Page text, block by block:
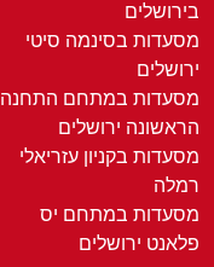
בירושלים
מסעדות בסינמה סיטי
ירושלים
מסעדות במתחם התחנה
הראשונה ירושלים
מסעדות בקניון עזריאלי
רמלה
מסעדות במתחם יס
פלאנט ירושלים